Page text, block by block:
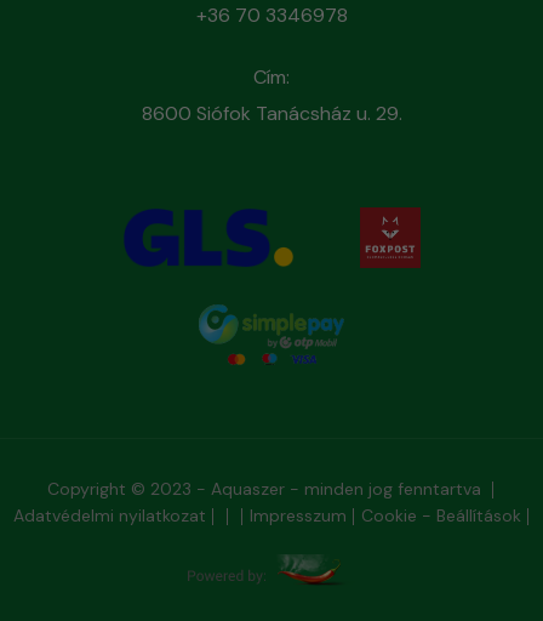
+36 70 3346978
Cím:
8600 Siófok Tanácsház u. 29.
Copyright © 2023 - Aquaszer - minden jog fenntartva
Adatvédelmi nyilatkozat
Impresszum Cookie - Beállítások